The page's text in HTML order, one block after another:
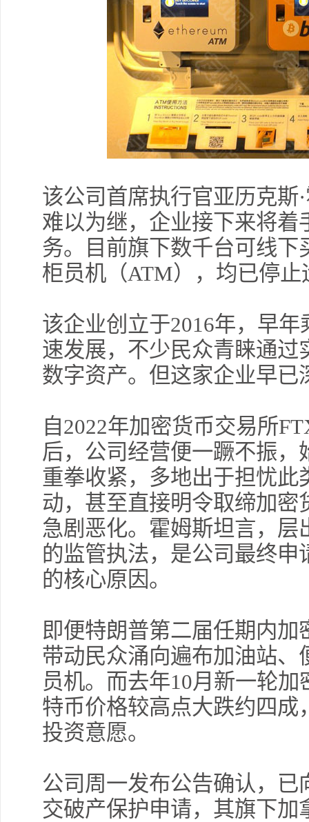
该公司首席执行官亚历克斯
难以为继，企业接下来将
务。目前旗下数千台可线
柜员机（ATM），均已停止
该企业创立于2016年，早
速发展，不少民众青睐通
数字资产。但这家企业早已
自2022年加密货币交易所
后，公司经营便一蹶不振
重拳收紧，多地出于担忧
动，甚至直接明令取缔加
急剧恶化。霍姆斯坦言，
的监管执法，是公司最终
的核心原因。
即便特朗普第二届任期内
带动民众涌向遍布加油站
员机。而去年10月新一轮
特币价格较高点大跌约四
投资意愿。
公司周一发布公告确认，
交破产保护申请，其旗下